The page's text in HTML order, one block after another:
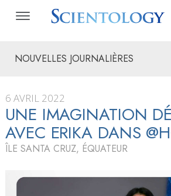
NOUVELLES JOURNALIÈRES
6 AVRIL 2022
UNE IMAGINATION
AVEC ERIKA DANS
ÎLE SANTA CRUZ, ÉQUATEUR